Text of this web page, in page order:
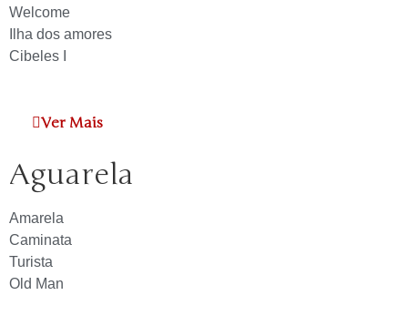
Welcome
Ilha dos amores
Cibeles I
Ver Mais
Aguarela
Amarela
Caminata
Turista
Old Man